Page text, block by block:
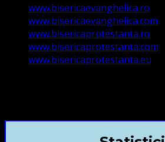
www.bisericaevanghelica.ro
www.bisericaevanghelica.com
www.bisericaprotestanta.ro
www.bisericaprotestanta.com
www.bisericaprotestanta.eu